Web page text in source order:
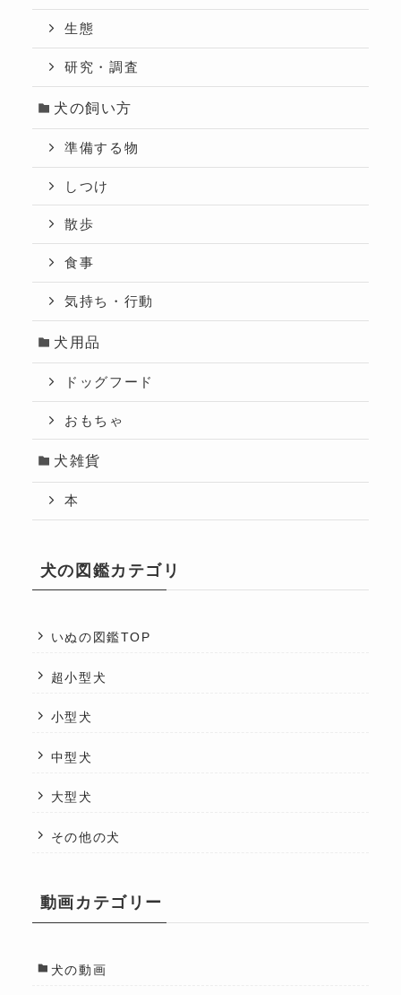
生態
研究・調査
犬の飼い方
準備する物
しつけ
散歩
食事
気持ち・行動
犬用品
ドッグフード
おもちゃ
犬雑貨
本
犬の図鑑カテゴリ
いぬの図鑑TOP
超小型犬
小型犬
中型犬
大型犬
その他の犬
動画カテゴリー
犬の動画